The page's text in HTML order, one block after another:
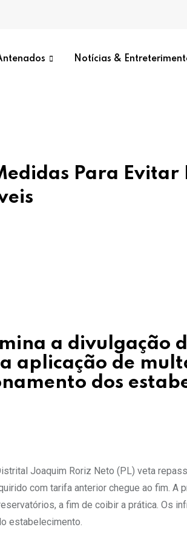
Notícias &
Para Evitar
a divulgação
aplicação de
dos
Joaquim Roriz Neto (PL) veta
com tarifa anterior chegue ao fim. A
a fim de coibir a prática. Os
estabelecimento.